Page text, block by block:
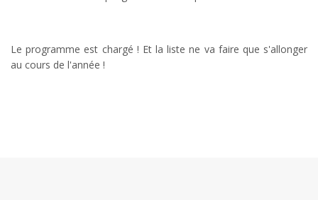
Le programme est chargé ! Et la liste ne va faire que s'allonger
au cours de l'année !